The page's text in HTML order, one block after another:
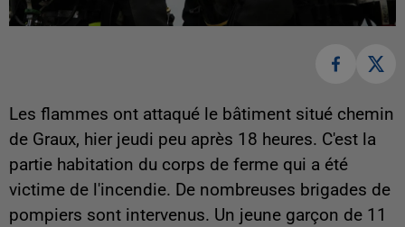
Les flammes ont attaqué le bâtiment situé chemin
de Graux, hier jeudi peu après 18 heures. C'est la
partie habitation du corps de ferme qui a été
victime de l'incendie. De nombreuses brigades de
pompiers sont intervenus. Un jeune garçon de 11